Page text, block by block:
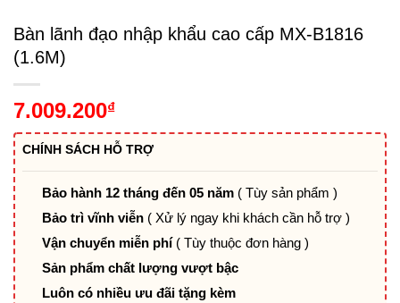
Bàn lãnh đạo nhập khẩu cao cấp MX-B1816
(1.6M)
7.009.200₫
CHÍNH SÁCH HỖ TRỢ
Bảo hành 12 tháng đến 05 năm ( Tùy sản phẩm )
Bảo trì vĩnh viễn ( Xử lý ngay khi khách cần hỗ trợ )
Vận chuyển miễn phí ( Tùy thuộc đơn hàng )
Sản phẩm chất lượng vượt bậc
Luôn có nhiều ưu đãi tặng kèm